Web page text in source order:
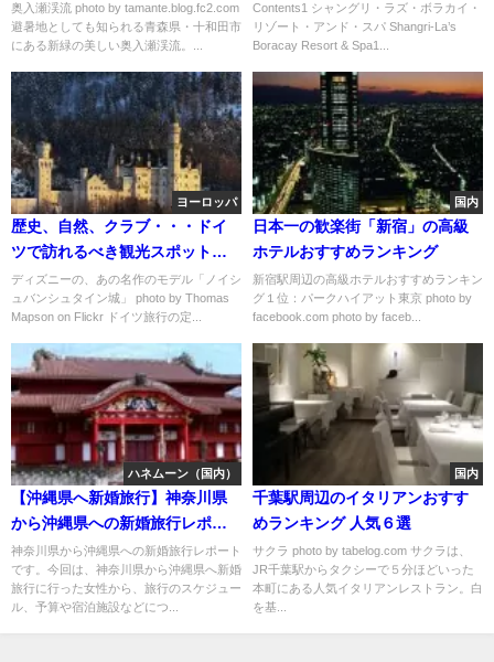
奥入瀬渓流 photo by tamante.blog.fc2.com
避暑地としても知られる青森県・十和田市
にある新緑の美しい奥入瀬渓流。...
ラカイ・リゾート・アンド・ス
パ」
Contents1 シャングリ・ラズ・ボラカイ・
リゾート・アンド・スパ Shangri-La’s
Boracay Resort & Spa1...
ヨーロッパ
歴史、自然、クラブ・・・ドイ
ツで訪れるべき観光スポットお
すすめ５選
ディズニーの、あの名作のモデル「ノイシ
ュバンシュタイン城」 photo by Thomas
Mapson on Flickr ドイツ旅行の定...
国内
日本一の歓楽街「新宿」の高級
ホテルおすすめランキング
新宿駅周辺の高級ホテルおすすめランキン
グ１位：パークハイアット東京 photo by
facebook.com photo by faceb...
ハネムーン（国内）
【沖縄県へ新婚旅行】神奈川県
から沖縄県への新婚旅行レポー
ト
神奈川県から沖縄県への新婚旅行レポート
です。今回は、神奈川県から沖縄県へ新婚
旅行に行った女性から、旅行のスケジュー
ル、予算や宿泊施設などにつ...
国内
千葉駅周辺のイタリアンおすす
めランキング 人気６選
サクラ photo by tabelog.com サクラは、
JR千葉駅からタクシーで５分ほどいった
本町にある人気イタリアンレストラン。白
を基...